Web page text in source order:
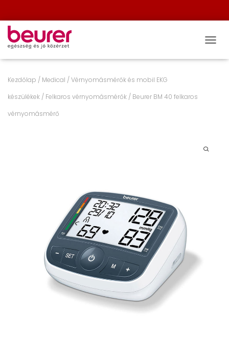
Kezdőlap / Medical /Vérnyomásmérők és mobil EKG
készülékek / Felkaros vérnyomásmérők / Beurer BM 40 felkaros
vérnyomásmérő